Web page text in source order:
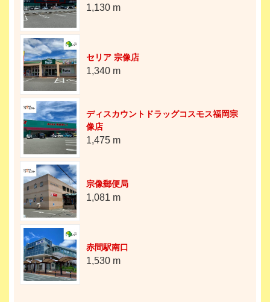
1,130 m
セリア 宗像店
1,340 m
ディスカウントドラッグコスモス福岡宗
像店
1,475 m
宗像郵便局
1,081 m
赤間駅南口
1,530 m